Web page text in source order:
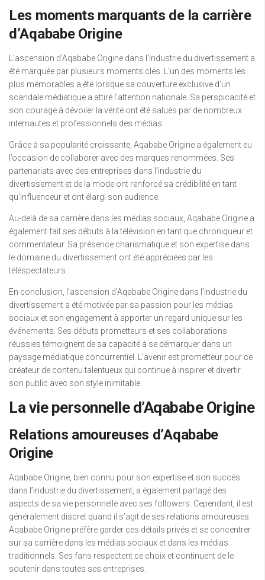
Les moments marquants de la carrière
d’Aqababe Origine
L’ascension d’Aqababe Origine dans l’industrie du divertissement a
été marquée par plusieurs moments clés. L’un des moments les
plus mémorables a été lorsque sa couverture exclusive d’un
scandale médiatique a attiré l’attention nationale. Sa perspicacité et
son courage à dévoiler la vérité ont été salués par de nombreux
internautes et professionnels des médias.
Grâce à sa popularité croissante, Aqababe Origine a également eu
l’occasion de collaborer avec des marques renommées. Ses
partenariats avec des entreprises dans l’industrie du
divertissement et de la mode ont renforcé sa crédibilité en tant
qu’influenceur et ont élargi son audience.
Au-delà de sa carrière dans les médias sociaux, Aqababe Origine a
également fait ses débuts à la télévision en tant que chroniqueur et
commentateur. Sa présence charismatique et son expertise dans
le domaine du divertissement ont été appréciées par les
téléspectateurs.
En conclusion, l’ascension d’Aqababe Origine dans l’industrie du
divertissement a été motivée par sa passion pour les médias
sociaux et son engagement à apporter un regard unique sur les
événements. Ses débuts prometteurs et ses collaborations
réussies témoignent de sa capacité à se démarquer dans un
paysage médiatique concurrentiel. L’avenir est prometteur pour ce
créateur de contenu talentueux qui continue à inspirer et divertir
son public avec son style inimitable.
La vie personnelle d’Aqababe Origine
Relations amoureuses d’Aqababe
Origine
Aqababe Origine, bien connu pour son expertise et son succès
dans l’industrie du divertissement, a également partagé des
aspects de sa vie personnelle avec ses followers. Cependant, il est
généralement discret quand il s’agit de ses relations amoureuses.
Aqababe Origine préfère garder ces détails privés et se concentrer
sur sa carrière dans les médias sociaux et dans les médias
traditionnels. Ses fans respectent ce choix et continuent de le
soutenir dans toutes ses entreprises.